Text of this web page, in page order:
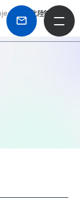
北陸銀行東